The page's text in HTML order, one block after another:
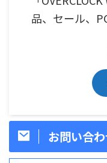
品、セール、
お問い合